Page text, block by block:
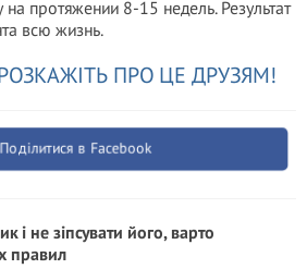
протяжении 8-15 недель. Результат
всю жизнь.
ПРО ЦЕ ДРУЗЯМ!
Поділитися в Facebook